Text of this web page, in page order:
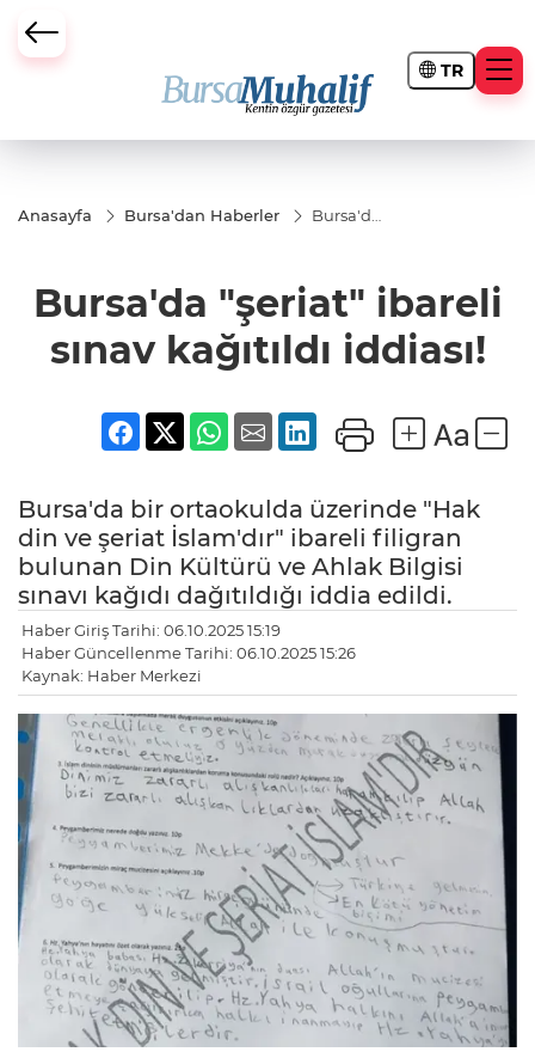
TR
Büyükşehir Darbesi
Anasayfa Bursa'dan Haberler
Bursa'da
kağıtıldı
iddiası!
Bursa'da "şeriat" ibareli
sınav kağıtıldı iddiası!
Bursa'da bir ortaokulda üzerinde "Hak
din ve şeriat İslam'dır" ibareli filigran
bulunan Din Kültürü ve Ahlak Bilgisi
sınavı kağıdı dağıtıldığı iddia edildi.
Haber Giriş Tarihi: 06.10.2025 15:19
Haber Güncellenme Tarihi: 06.10.2025 15:26
Kaynak: Haber Merkezi